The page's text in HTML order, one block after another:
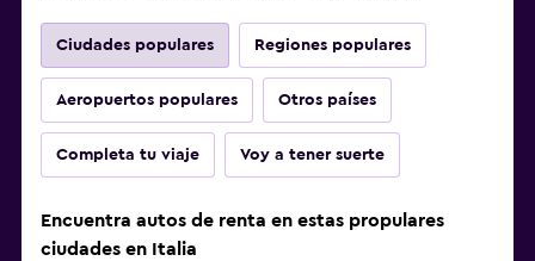
Ciudades populares Regiones populares
Aeropuertos populares Otros países
Completa tu viaje Voy a tener suerte
Encuentra autos de renta en estas propulares
ciudades en Italia